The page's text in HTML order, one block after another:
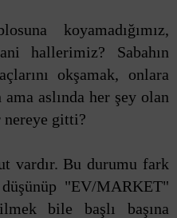
koyamadığımız,
hallerimiz? Sabahın
okşamak, onlara
aslında her şey olan
gitti?
vardır. Bu durumu fark
"EV/MARKET"
bile başlı başına